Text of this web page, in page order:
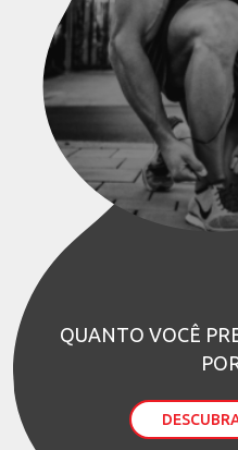
QUANTO VOCÊ